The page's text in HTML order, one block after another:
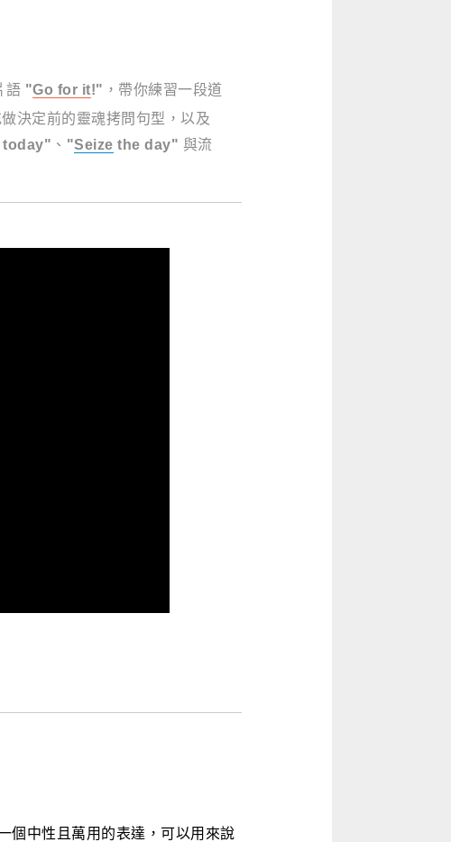
語 "Go for it!" ，帶你練習一段道
決定前的靈魂拷問句型，以及
、 "Seize the day" 與流
個中性且萬用的表達，可以用來說